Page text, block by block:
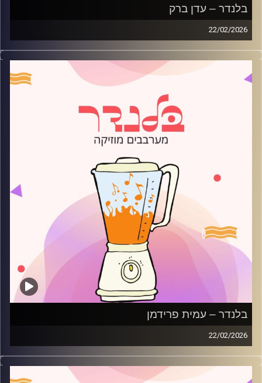
בלנדר – עדן ברק
22/02/2026
מוזיקה רגועה לפתוח איתה את הבוקר בהגשת עדן ברק
קרדיט תמונות:
AudioVersity
בלנדר – עמית פרידמן
22/02/2026
מוזיקה רגועה לפתוח איתה את הבוקר בהגשת עמית פרידמן